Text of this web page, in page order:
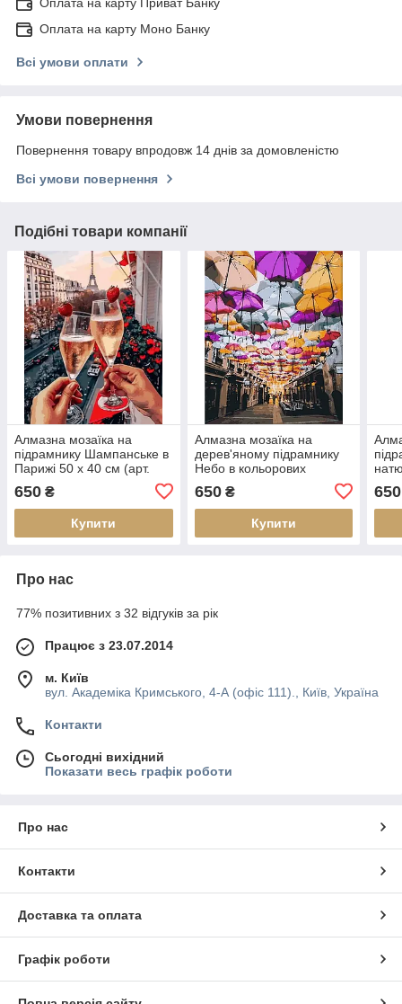
Оплата на карту Приват Банку
Оплата на карту Моно Банку
Всі умови оплати
Умови повернення
Повернення товару впродовж 14 днів за домовленістю
Всі умови повернення
Подібні товари компанії
Алмазна мозаїка на
підрамнику Шампанське в
Парижі 50 х 40 см (арт.
650 ₴
Купити
Алмазна мозаїка на
дерев'яному підрамнику
Небо в кольорових
(арт. TN1167)
650₴
Купити
650
Про нас
77% позитивних з 32 відгуків за рік
Працює з 23.07.2014
м. Київ
вул. Академіка Кримського, 4-А (офіс 111)., Київ, Україна
Контакти
Сьогодні вихідний
Показати весь графік роботи
Про нас
Контакти
Доставка та оплата
Графік роботи